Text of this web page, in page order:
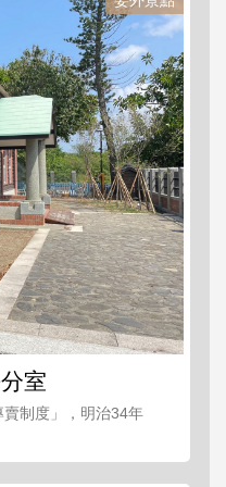
室
制度」，明治34年